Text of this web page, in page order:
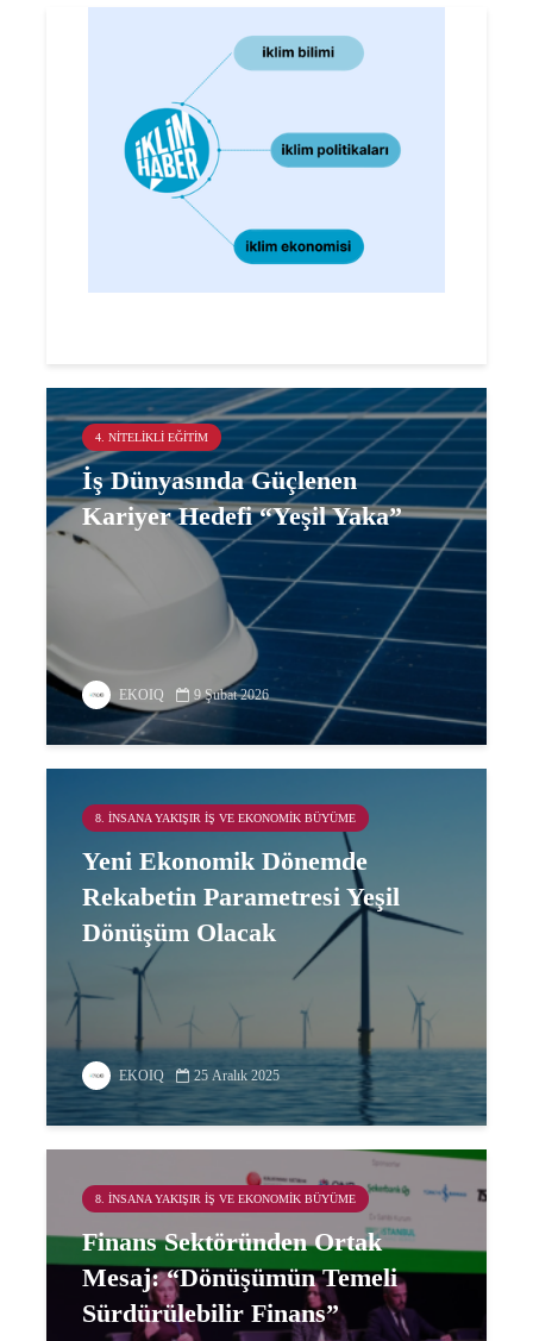
4. NITELIKLI EĞITIM
İş Dünyasında Güçlenen
Kariyer Hedefi “Yeşil Yaka”
EKOIQ 9 Şubat 2026
8. İNSANA YAKIŞIR İŞ VE EKONOMIK BÜYÜME
Yeni Ekonomik Dönemde
Rekabetin Parametresi Yeşil
Dönüşüm Olacak
EKOIQ 25 Aralık 2025
8. İNSANA YAKIŞIR İŞ VE EKONOMIK BÜYÜME
Finans Sektöründen Ortak
Mesaj: “Dönüşümün Temeli
Sürdürülebilir Finans”